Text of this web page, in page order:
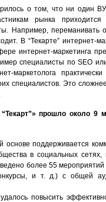
о том, что ни один
рынка
Например, переманивать
В “Текарте” интернет-
интернет-маркетинга
специалисты по SEO
маркетолога
специалистов. Это
прошло около 9
поддерживается
в социальных
более 55 мероприятий
и т. д.) с общей
повысить